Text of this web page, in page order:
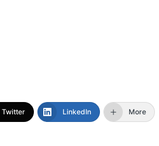
Twitter LinkedIn More